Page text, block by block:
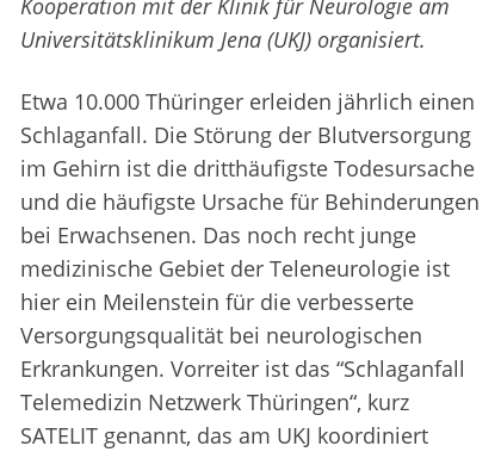
Kooperation mit der Klinik für Neurologie am
Universitätsklinikum Jena (UKJ) organisiert.
Etwa 10.000 Thüringer erleiden jährlich einen
Schlaganfall. Die Störung der Blutversorgung
im Gehirn ist die dritthäufigste Todesursache
und die häufigste Ursache für Behinderungen
bei Erwachsenen. Das noch recht junge
medizinische Gebiet der Teleneurologie ist
hier ein Meilenstein für die verbesserte
Versorgungsqualität bei neurologischen
Erkrankungen. Vorreiter ist das “Schlaganfall
Telemedizin Netzwerk Thüringen“, kurz
SATELIT genannt, das am UKJ koordiniert